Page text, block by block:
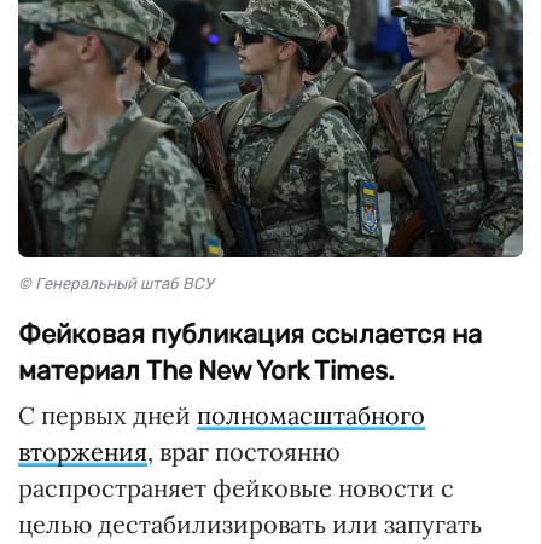
© Генеральный штаб ВСУ
Фейковая публикация ссылается на
материал The New York Times.
С первых дней полномасштабного
вторжения, враг постоянно
распространяет фейковые новости с
целью дестабилизировать или запугать